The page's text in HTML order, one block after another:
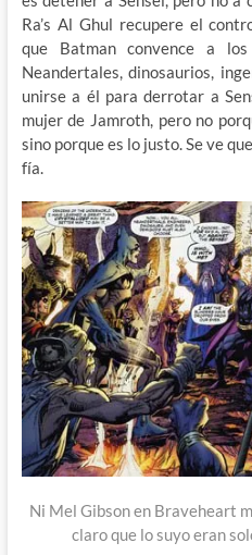
Ra’s Al Ghul recupere el
que Batman convence a
Neandertales, dinosaurios,
unirse a él para derrotar a
mujer de Jamroth, pero no
sino porque es lo justo. Se ve
fía.
Ni Mel Gibson en Braveheart
claro que lo suyo eran